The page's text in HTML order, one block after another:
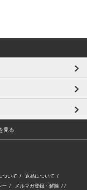
見る
ついて / 返品について /
ー / メルマガ登録・解除 / /